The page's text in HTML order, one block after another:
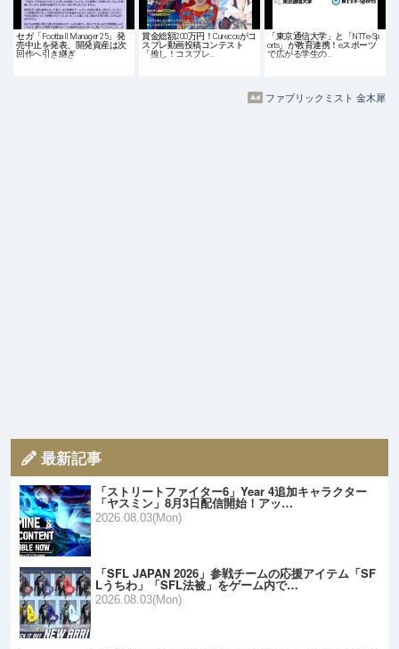
セガ「Football Manager 25」発
売中止を発表、開発資産は次
回作へ引き継ぎ
賞金総額200万円！Curecosがコ
スプレ動画投稿コンテスト
「推し！コスプレ…
「東京通信大学」と「NTTe-Sp
orts」が教育連携！eスポーツ
で広がる学生の…
ファブリックミスト 金木犀
最新記事
「ストリートファイター6」Year 4追加キャラクター
「ヤスミン」8月3日配信開始！アッ…
2026.08.03(Mon)
「SFL JAPAN 2026」参戦チームの応援アイテム「SF
Lうちわ」「SFL法被」をゲーム内で…
2026.08.03(Mon)